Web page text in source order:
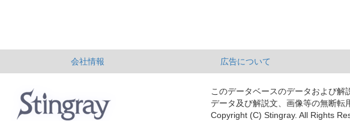
会社情報 広告について
このデータベースのデータおよび解
データ及び解説文、画像等の無断転
Copyright (C) Stingray. All Rights